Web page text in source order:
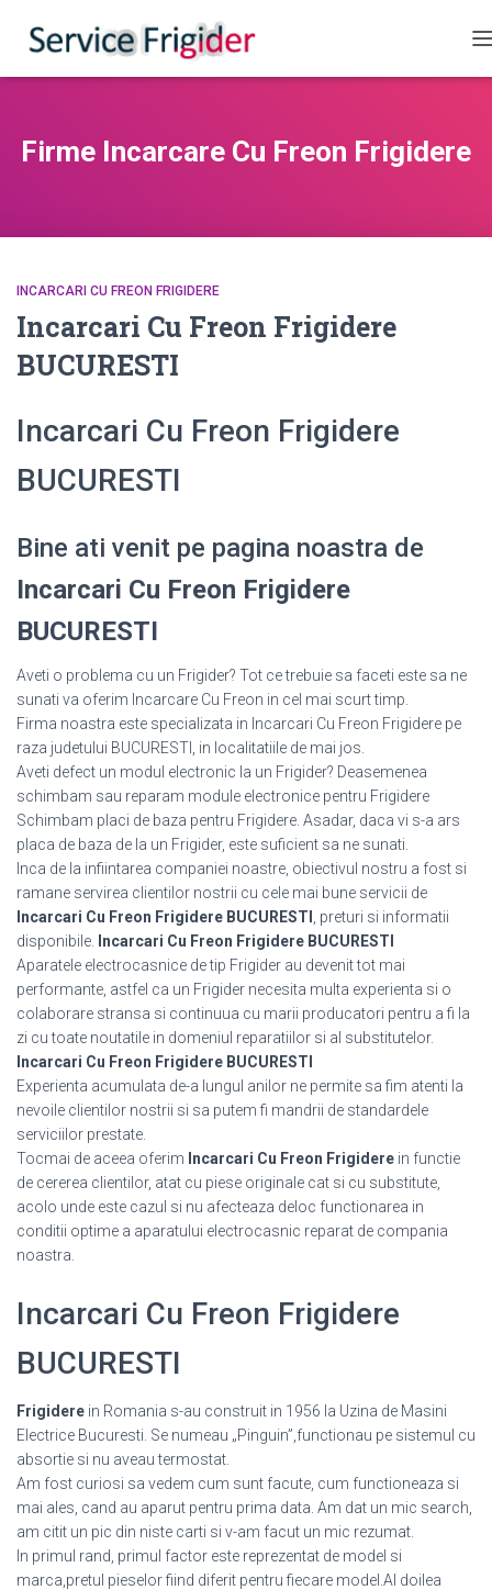
Firme Incarcare Cu Freon Frigidere
INCARCARI CU FREON FRIGIDERE
Incarcari Cu Freon Frigidere
BUCURESTI
Incarcari Cu Freon Frigidere
BUCURESTI
Bine ati venit pe pagina noastra de
Incarcari Cu Freon Frigidere
BUCURESTI
Aveti o problema cu un Frigider? Tot ce trebuie sa faceti este sa ne
sunati va oferim Incarcare Cu Freon in cel mai scurt timp.
Firma noastra este specializata in Incarcari Cu Freon Frigidere pe
raza judetului BUCURESTI, in localitatiile de mai jos.
Aveti defect un modul electronic la un Frigider? Deasemenea
schimbam sau reparam module electronice pentru Frigidere
Schimbam placi de baza pentru Frigidere. Asadar, daca vi s-a ars
placa de baza de la un Frigider, este suficient sa ne sunati.
Inca de la infiintarea companiei noastre, obiectivul nostru a fost si
ramane servirea clientilor nostrii cu cele mai bune servicii de
Incarcari Cu Freon Frigidere BUCURESTI
, preturi si informatii
disponibile.
Incarcari Cu Freon Frigidere BUCURESTI
Aparatele electrocasnice de tip Frigider au devenit tot mai
performante, astfel ca un Frigider necesita multa experienta si o
colaborare stransa si continuua cu marii producatori pentru a fi la
zi cu toate noutatile in domeniul reparatiilor si al substitutelor.
Incarcari Cu Freon Frigidere BUCURESTI
Experienta acumulata de-a lungul anilor ne permite sa fim atenti la
nevoile clientilor nostrii si sa putem fi mandrii de standardele
serviciilor prestate.
Tocmai de aceea oferim Incarcari Cu Freon Frigidere in functie
de cererea clientilor, atat cu piese originale cat si cu substitute,
acolo unde este cazul si nu afecteaza deloc functionarea in
conditii optime a aparatului electrocasnic reparat de compania
noastra.
Incarcari Cu Freon Frigidere
BUCURESTI
Frigidere in Romania s-au construit in 1956 la Uzina de Masini
Electrice Bucuresti. Se numeau „Pinguin”,functionau pe sistemul cu
absortie si nu aveau termostat.
Am fost curiosi sa vedem cum sunt facute, cum functioneaza si
mai ales, cand au aparut pentru prima data. Am dat un mic search,
am citit un pic din niste carti si v-am facut un mic rezumat.
In primul rand, primul factor este reprezentat de model si
marca,pretul pieselor fiind diferit pentru fiecare model.Al doilea